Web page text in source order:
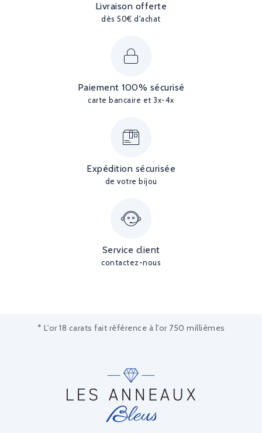
Livraison offerte
dès 50€ d'achat
Paiement 100% sécurisé
carte bancaire et 3x-4x
Expédition sécurisée
de votre bijou
Service client
contactez-nous
* L'or 18 carats fait référence à l'or 750 millièmes